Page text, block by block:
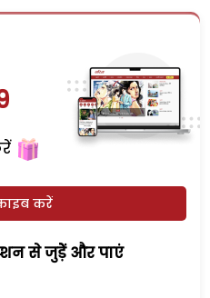
करें
से जुड़ेें और पाएं